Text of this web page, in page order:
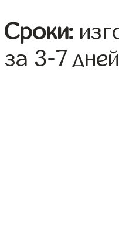
Сроки:
за 3-7